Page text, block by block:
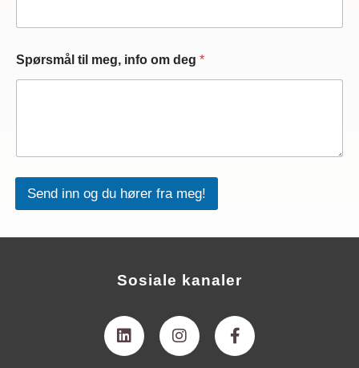
Spørsmål til meg, info om deg *
Send inn og du hører fra meg!
Sosiale kanaler
L
i
n
I
n
s
F
a
c